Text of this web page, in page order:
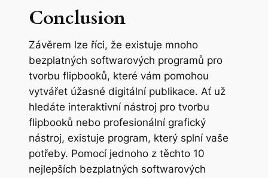
Conclusion
Závěrem lze říci, že existuje mnoho
bezplatných softwarových programů pro
tvorbu flipbooků, které vám pomohou
vytvářet úžasné digitální publikace. Ať už
hledáte interaktivní nástroj pro tvorbu
flipbooků nebo profesionální grafický
nástroj, existuje program, který splní vaše
potřeby. Pomocí jednoho z těchto 10
nejlepších bezplatných softwarových